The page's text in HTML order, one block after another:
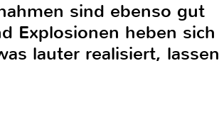
sind ebenso gut
Explosionen heben sich
lauter realisiert, lassen